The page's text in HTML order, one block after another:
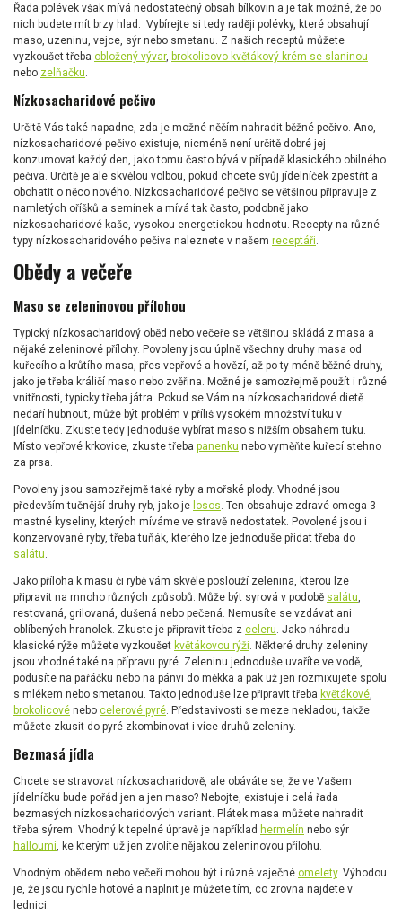
Řada polévek však mívá nedostatečný obsah bílkovin a je tak možné, že po
nich budete mít brzy hlad. Vybírejte si tedy raději polévky, které obsahují
maso, uzeninu, vejce, sýr nebo smetanu. Z našich receptů můžete
vyzkoušet třeba obložený vývar, brokolicovo-květákový krém se slaninou
nebo zelňačku.
Nízkosacharidové pečivo
Určitě Vás také napadne, zda je možné něčím nahradit běžné pečivo. Ano,
nízkosacharidové pečivo existuje, nicméně není určitě dobré jej
konzumovat každý den, jako tomu často bývá v případě klasického obilného
pečiva. Určitě je ale skvělou volbou, pokud chcete svůj jídelníček zpestřit a
obohatit o něco nového. Nízkosacharidové pečivo se většinou připravuje z
namletých oříšků a semínek a mívá tak často, podobně jako
nízkosacharidové kaše, vysokou energetickou hodnotu. Recepty na různé
typy nízkosacharidového pečiva naleznete v našem receptáři.
Obědy a večeře
Maso se zeleninovou přílohou
Typický nízkosacharidový oběd nebo večeře se většinou skládá z masa a
nějaké zeleninové přílohy. Povoleny jsou úplně všechny druhy masa od
kuřecího a krůtího masa, přes vepřové a hovězí, až po ty méně běžné druhy,
jako je třeba králičí maso nebo zvěřina. Možné je samozřejmě použít i různé
vnitřnosti, typicky třeba játra. Pokud se Vám na nízkosacharidové dietě
nedaří hubnout, může být problém v příliš vysokém množství tuku v
jídelníčku. Zkuste tedy jednoduše vybírat maso s nižším obsahem tuku.
Místo vepřové krkovice, zkuste třeba panenku nebo vyměňte kuřecí stehno
za prsa.
Povoleny jsou samozřejmě také ryby a mořské plody. Vhodné jsou
především tučnější druhy ryb, jako je losos. Ten obsahuje zdravé omega-3
mastné kyseliny, kterých míváme ve stravě nedostatek. Povolené jsou i
konzervované ryby, třeba tuňák, kterého lze jednoduše přidat třeba do
salátu.
Jako příloha k masu či rybě vám skvěle poslouží zelenina, kterou lze
připravit na mnoho různých způsobů. Může být syrová v podobě salátu,
restovaná, grilovaná, dušená nebo pečená. Nemusíte se vzdávat ani
oblíbených hranolek. Zkuste je připravit třeba z celeru. Jako náhradu
klasické rýže můžete vyzkoušet květákovou rýži. Některé druhy zeleniny
jsou vhodné také na přípravu pyré. Zeleninu jednoduše uvaříte ve vodě,
podusíte na pařáčku nebo na pánvi do měkka a pak už jen rozmixujete spolu
s mlékem nebo smetanou. Takto jednoduše lze připravit třeba květákové,
brokolicové nebo celerové pyré. Představivosti se meze nekladou, takže
můžete zkusit do pyré zkombinovat i více druhů zeleniny.
Bezmasá jídla
Chcete se stravovat nízkosacharidově, ale obáváte se, že ve Vašem
jídelníčku bude pořád jen a jen maso? Nebojte, existuje i celá řada
bezmasých nízkosacharidových variant. Plátek masa můžete nahradit
třeba sýrem. Vhodný k tepelné úpravě je například hermelín nebo sýr
halloumi, ke kterým už jen zvolíte nějakou zeleninovou přílohu.
Vhodným obědem nebo večeří mohou být i různé vaječné omelety. Výhodou
je, že jsou rychle hotové a naplnit je můžete tím, co zrovna najdete v
lednici.